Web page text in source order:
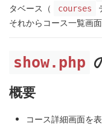
タベース（
courses
それからコース一覧画
show.php
概要
コース詳細画面を